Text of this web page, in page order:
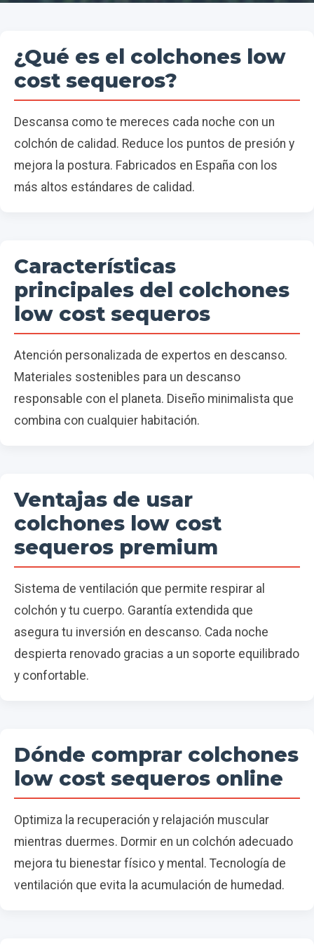
¿Qué es el colchones low
cost sequeros?
Descansa como te mereces cada noche con un
colchón de calidad. Reduce los puntos de presión y
mejora la postura. Fabricados en España con los
más altos estándares de calidad.
Características
principales del colchones
low cost sequeros
Atención personalizada de expertos en descanso.
Materiales sostenibles para un descanso
responsable con el planeta. Diseño minimalista que
combina con cualquier habitación.
Ventajas de usar
colchones low cost
sequeros premium
Sistema de ventilación que permite respirar al
colchón y tu cuerpo. Garantía extendida que
asegura tu inversión en descanso. Cada noche
despierta renovado gracias a un soporte equilibrado
y confortable.
Dónde comprar colchones
low cost sequeros online
Optimiza la recuperación y relajación muscular
mientras duermes. Dormir en un colchón adecuado
mejora tu bienestar físico y mental. Tecnología de
ventilación que evita la acumulación de humedad.